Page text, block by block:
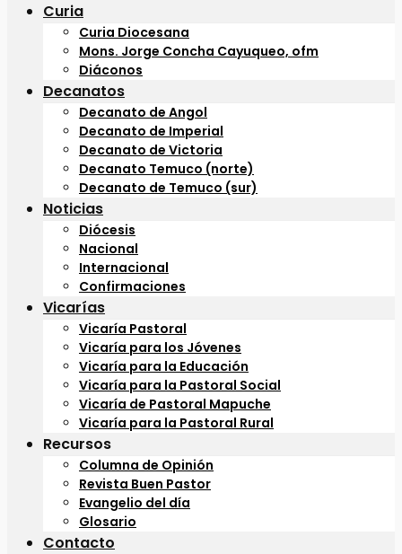
Curia
Curia Diocesana
Mons. Jorge Concha Cayuqueo, ofm
Diáconos
Decanatos
Decanato de Angol
Decanato de Imperial
Decanato de Victoria
Decanato Temuco (norte)
Decanato de Temuco (sur)
Noticias
Diócesis
Nacional
Internacional
Confirmaciones
Vicarías
Vicaría Pastoral
Vicaría para los Jóvenes
Vicaría para la Educación
Vicaría para la Pastoral Social
Vicaría de Pastoral Mapuche
Vicaría para la Pastoral Rural
Recursos
Columna de Opinión
Revista Buen Pastor
Evangelio del día
Glosario
Contacto